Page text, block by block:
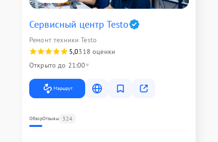
Сервисный центр Testo
Ремонт техники Testo
5,0318 оценки
Открыто до 21:00
Маршрут
ОбзорОтзывы 324